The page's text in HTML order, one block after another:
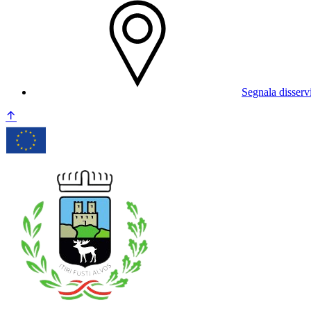
Segnala